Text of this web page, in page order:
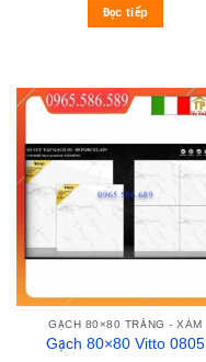
Đọc tiếp
GẠCH 80×80 TRẮNG - XÁM
Gạch 80×80 Vitto 0805